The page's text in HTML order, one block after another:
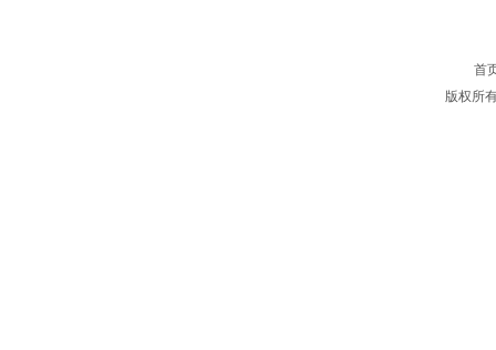
首
版权所